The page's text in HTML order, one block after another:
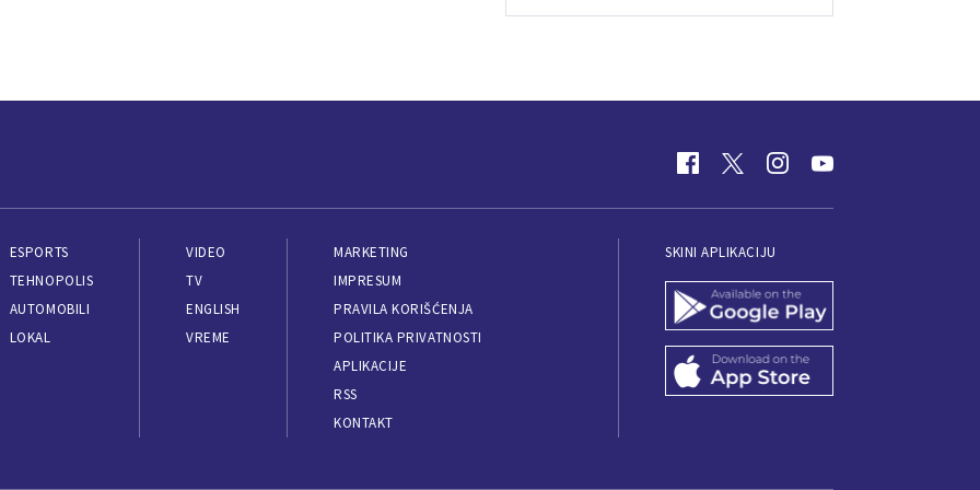
ESPORTS
TEHNOPOLIS
AUTOMOBILI
LOKAL
VIDEO
TV
ENGLISH
VREME
MARKETING
IMPRESUM
PRAVILA KORIŠĆENJA
POLITIKA PRIVATNOSTI
APLIKACIJE
RSS
KONTAKT
SKINI APLIKACIJU